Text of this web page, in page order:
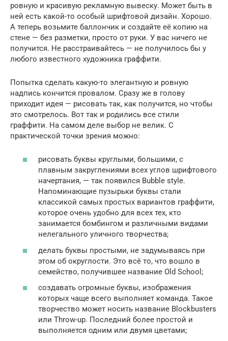
ровную и красивую рекламную вывеску. Может быть в
ней есть какой-то особый шрифтовой дизайн. Хорошо.
А теперь возьмите баллончик и создайте её копию на
стене — без разметки, просто от руки. У вас ничего не
получится. Не расстраивайтесь — не получилось бы у
любого известного художника граффити.
Попытка сделать какую-то элегантную и ровную
надпись кончится провалом. Сразу же в голову
приходит идея — рисовать так, как получится, но чтобы
это смотрелось. Вот так и родились все стили
граффити. На самом деле выбор не велик. С
практической точки зрения можно:
рисовать буквы круглыми, большими, с
плавным закруглениями всех углов шрифтового
начертания, — так появился Bubble style.
Напоминающие пузырьки буквы стали
классикой самых простых вариантов граффити,
которое очень удобно для всех тех, кто
занимается бомбингом и различными видами
нелегального уличного творчества;
делать буквы простыми, не задумываясь при
этом об округлости. Это всё то, что вошло в
семейство, получившее название Old School;
создавать огромные буквы, изображения
которых чаще всего выполняет команда. Такое
творчество может носить название Blockbusters
или Throw-up. Последний более простой и
выполняется одним или двумя цветами;